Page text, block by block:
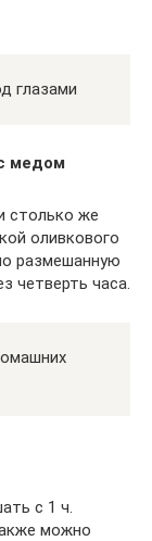
глазами
медом
столько же
оливкового
размешанную
четверть часа.
с 1 ч.
можно